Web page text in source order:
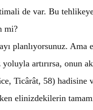
de var. Bu
mi?
planlıyorsunuz. Ama
artırırsa, onun
Ticârât, 58) hadisine
elinizdekilerin